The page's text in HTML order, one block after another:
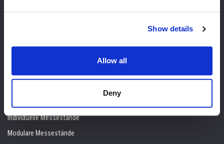
Show details
Allow all
Deny
Individuelle Messestände
Modulare Messestände